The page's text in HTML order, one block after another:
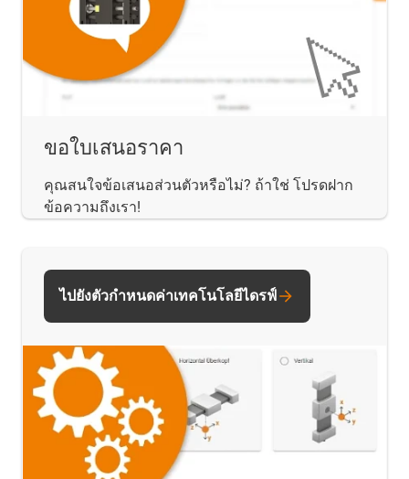
ขอใบเสนอราคา
คุณสนใจข้อเสนอส่วนตัวหรือไม่? ถ้าใช่ โปรดฝาก
ข้อความถึงเรา!
ไปยังตัวกำหนดค่าเทคโนโลยีไดรฟ์